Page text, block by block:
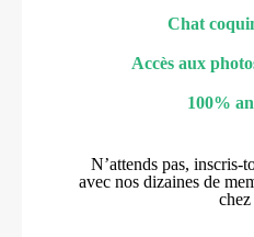
Chat
Accès aux
100%
N’attends pas, inscris-
avec nos dizaines de